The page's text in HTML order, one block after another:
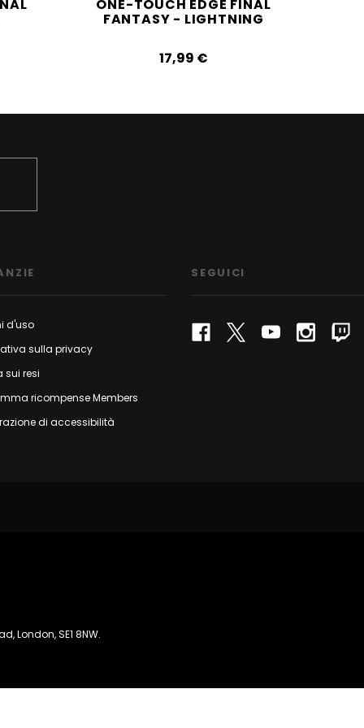
ONE-TOUCH EDGE FINAL
FANTASY - LIGHTNING
17,99‎ ‎€
d'uso
sulla privacy
sui resi
ricompense Members
di accessibilità
SEGUICI
London, SE1 8NW.